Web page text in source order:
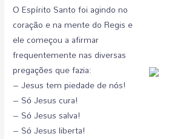
O Espírito Santo foi agindo no
coração e na mente do Regis e
ele começou a afirmar
frequentemente nas diversas
pregações que fazia:
– Jesus tem piedade de nós!
– Só Jesus cura!
– Só Jesus salva!
– Só Jesus liberta!